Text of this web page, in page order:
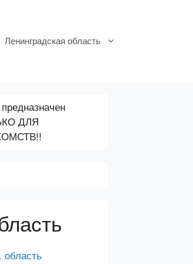
Ленинградская область
ДЛЯ
область